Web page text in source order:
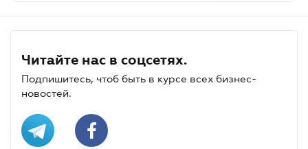
Читайте нас в соцсетях.
Подпишитесь, чтоб быть в курсе всех бизнес-
новостей.